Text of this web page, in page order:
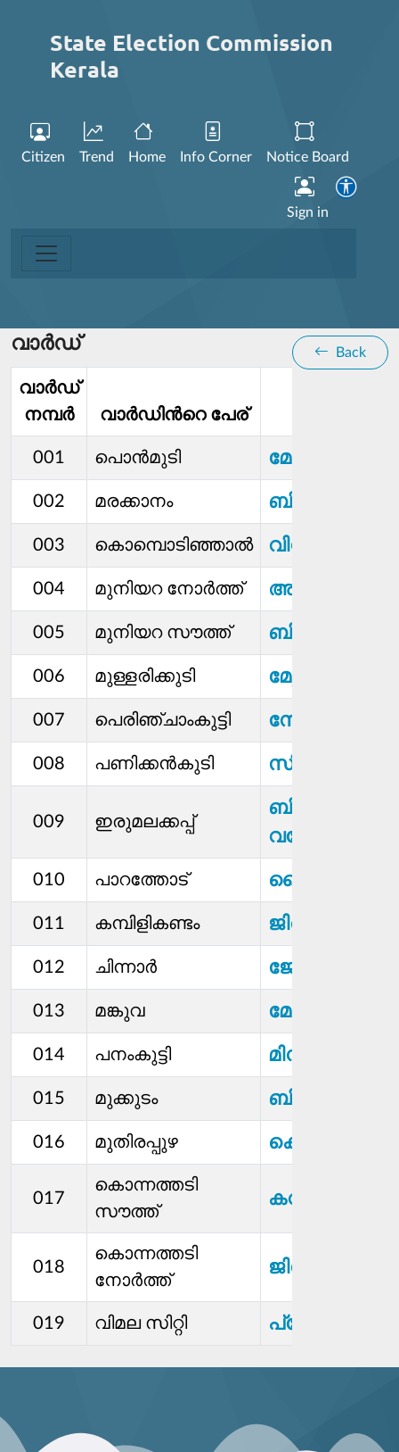
State Election Commission
Kerala
Citizen Trend Home Info Corner Notice Board
Sign in
വാര്‍ഡ് Back
വാര്‍ഡ്‌
നമ്പര്‍
വാര്‍ഡിൻറെ പേര്
001 പൊന്‍മുടി മേഴ്​സി ജോസ്
002 മരക്കാനം ബിന്ദു ജിജി
003 കൊമ്പൊടിഞ്ഞാൽ വിൻസെൻറ്
004 മുനിയറ നോര്‍ത്ത് അച്ചാമ്മ
005 മുനിയറ സൗത്ത് ബിന്ദു
006 മുള്ളരിക്കുടി മേഴ്സി
007 പെരിഞ്ചാംകുട്ടി സോണിയ
008 പണിക്കന്‍കുടി സി കെ
009 ഇരുമലക്കപ്പ്
ബിജു
010 പാറത്തോട് ഷൈജോ
011 കമ്പിളികണ്ടം ജിതിൻ
012 ചിന്നാർ ജോബി
013 മങ്കുവ മോളി
014 പനംകുട്ടി മിനി റോയി
015 മുക്കുടം ബിന്ദു ബിജു
016 മുതിരപ്പുഴ കെ പി
017
കൊന്നത്തടി
സൗത്ത്
കവിത കെ
018
കൊന്നത്തടി
നോര്‍ത്ത്
ജിജോ
019 വിമല സിറ്റി പ്രേംകുമാർ